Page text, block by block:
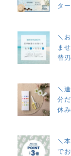
タ
＼
ま
替
＼
分
休
＼
で